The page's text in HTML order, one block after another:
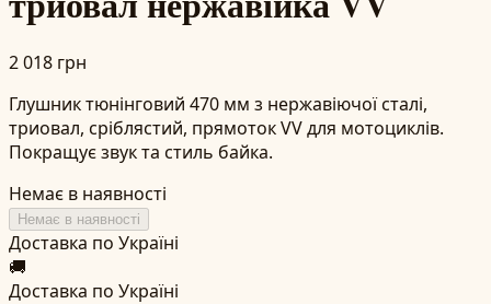
2 018 грн
Глушник тюнінговий 470 мм з нержавіючої сталі,
триовал, сріблястий, прямоток VV для мотоциклів.
Покращує звук та стиль байка.
Немає в наявності
Немає в наявності
Доставка по Україні
🚚
Доставка по Україні